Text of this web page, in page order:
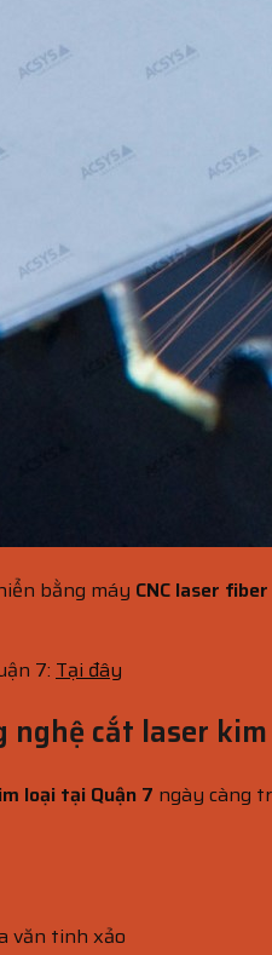
bằng máy CNC laser fiber
7: Tại đây
nghệ cắt laser
loại tại Quận 7 ngày càng
văn tinh xảo